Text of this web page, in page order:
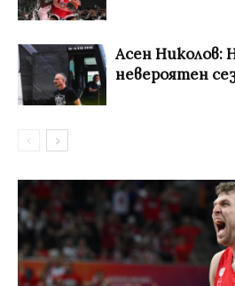
Асен Николов:
невероятен